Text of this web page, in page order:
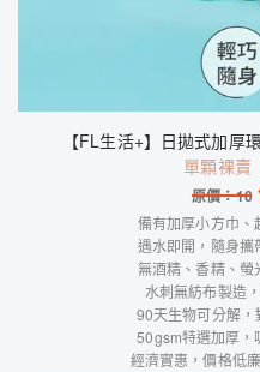
【FL生活+】日拋式加厚
單顆裸賣
原價：10
備有加厚小方巾、
遇水即開，隨身攜
無酒精、香精、螢
水刺無紡布製造
90天生物可分解
50gsm特選加厚，
經濟實惠，價格低